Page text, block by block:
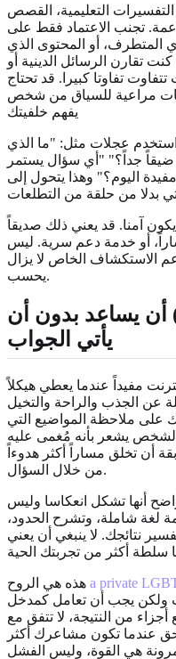
التفسيرات التعليمية، القصص
تجنب الاعتماد فقط على
المتطرف، أو المحتوى الذي
كنت تقارن الرسائل الدينية أو
تتفاوت تفاوتا كبيرا. قد تحتاج
مراعية للسياق من شخص
يفهم خلفيتك
عجلات مثل: "ما الذي
ضيقاً جداً؟" "أي سؤال يستمر
اليوم؟" وهذا يتحول إلى
آمنا. قد يعني ذلك صديقاً
أو خدمة دعم سرية. ليس
الاستكشاف الخاص لا يزال
يحسب.
أن يساعد بدون أن
يأتي الجواب
مفيداً عندما يعطي هيكلاً
عن الجذب والراحة والتخيل
على ملاحظة المواضيع التي
لشخص يشعر بأنه مُغمى عليه
أن تخلق مساراً أكثر هدوءاً
من خلال السؤال.
أنها تشكل انعكاسا وليس
لغة شاملة، وتشرح الحدود،
نتائجك. لا ينبغي أن يعني
سلطة أكثر من تجربتك الحية
a private
ولكن يجب أن تعامل كمدخل
من النتيجة، لا تتفق مع
عندما تكون مشاعرك أكثر